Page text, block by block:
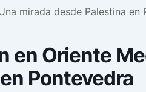
en Oriente
Pontevedra